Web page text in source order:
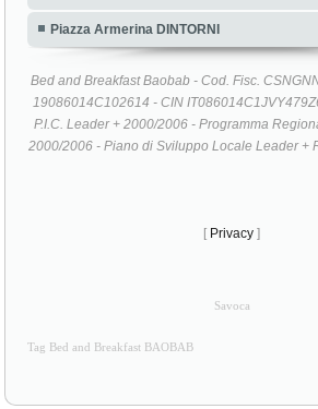
Piazza Armerina DINTORNI
Bed and Breakfast Baobab - Cod. Fisc.
19086014C102614 - CIN
P.I.C. Leader + 2000/2006 - Programma
2000/2006 - Piano di Sviluppo Locale Leader +
[ Privacy ]
Savoca
Tag Bed and Breakfast BAOBAB